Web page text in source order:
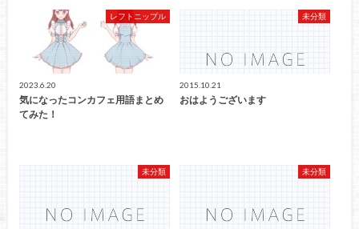
レフトニップル
2023.6.20
気になったコンカフェ用語まとめ
てみた！
未分類
2015.10.21
おはようございます
未分類 未分類